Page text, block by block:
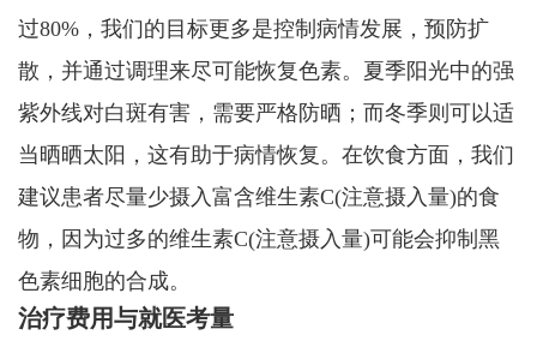
过80%，我们的目标更多是控制病情发展，预防扩
散，并通过调理来尽可能恢复色素。夏季阳光中的强
紫外线对白斑有害，需要严格防晒；而冬季则可以适
当晒晒太阳，这有助于病情恢复。在饮食方面，我们
建议患者尽量少摄入富含维生素C(注意摄入量)的食
物，因为过多的维生素C(注意摄入量)可能会抑制黑
色素细胞的合成。
治疗费用与就医考量